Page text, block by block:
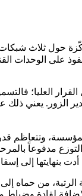
حول ثلاث
على الوحدات
العليا؛
يعني ذلك
المؤسسة،
بالمرحلة
بنهايتها إلى
الرتبة، من